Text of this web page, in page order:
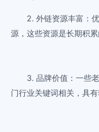
2. 外链资源丰富：
源，这些资源是长期积累
3. 品牌价值：一些
门行业关键词相关，具有